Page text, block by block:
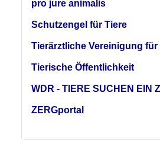
pro jure animalis
Schutzengel für Tiere
Tierärztliche Vereinigung für
Tierische Öffentlichkeit
WDR - TIERE SUCHEN EIN
ZERGportal